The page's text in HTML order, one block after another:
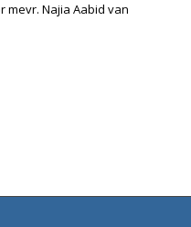
mevr. Najia Aabid van